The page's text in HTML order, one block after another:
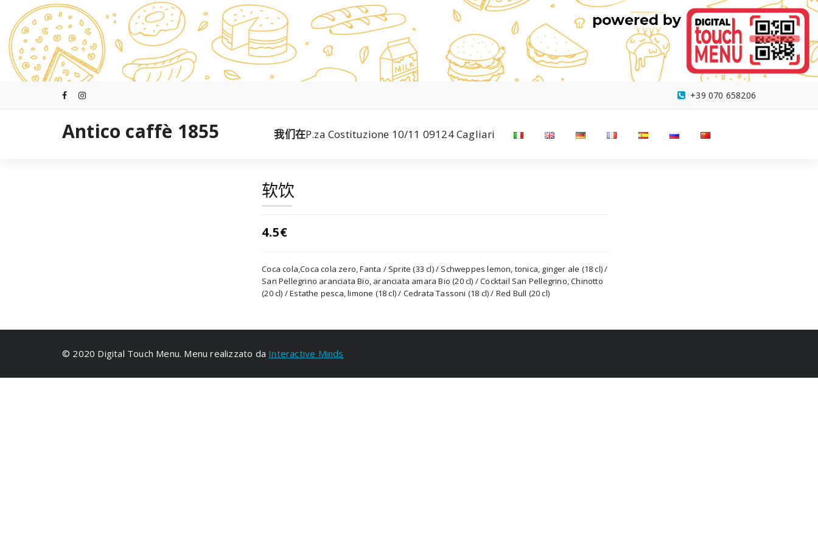
+39 070 658206
Antico caffè 1855 我们在P.za Costituzione 10/11 09124 Cagliari
软饮
4.5€
Coca cola,Coca cola zero, Fanta / Sprite (33 cl) / Schweppes lemon, tonica, ginger ale (18 cl) /
San Pellegrino aranciata Bio, aranciata amara Bio (20 cl) / Cocktail San Pellegrino, Chinotto
(20 cl) / Estathe pesca, limone (18 cl) / Cedrata Tassoni (18 cl) / Red Bull (20 cl)
© 2020 Digital Touch Menu. Menu realizzato da Interactive Minds